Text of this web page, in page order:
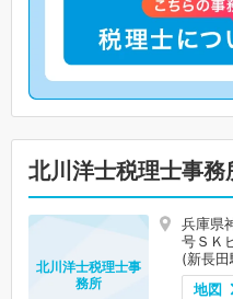
北川洋士税理士事務
兵庫県
号ＳＫ
(新長田
地図
北川洋士税理士事
務所